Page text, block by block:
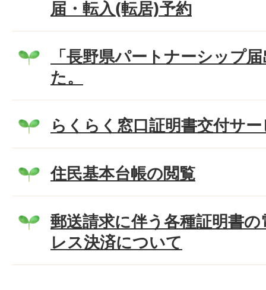
届・転入(転居)予約
「長野県パートナーシップ
た。
らくらく窓口証明書交付サ
住民基本台帳の閲覧
郵送請求に伴う各種証明書
レス決済について